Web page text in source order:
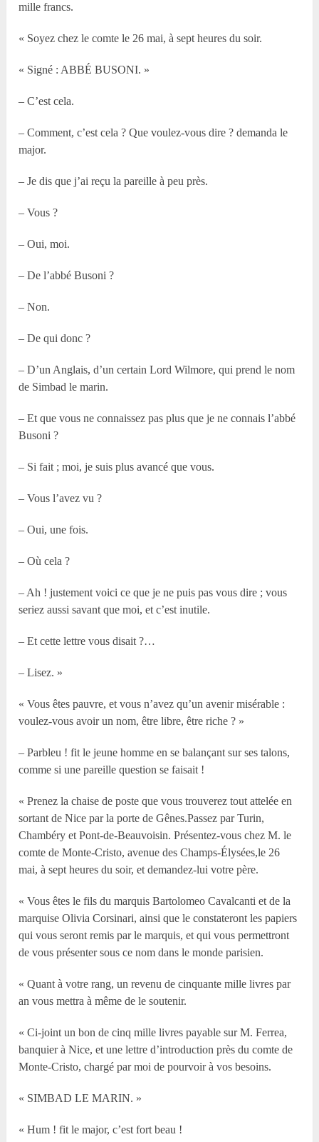
mille francs.
« Soyez chez le comte le 26 mai, à sept heures du soir.
« Signé : ABBÉ BUSONI. »
– C’est cela.
– Comment, c’est cela ? Que voulez-vous dire ? demanda le
major.
– Je dis que j’ai reçu la pareille à peu près.
– Vous ?
– Oui, moi.
– De l’abbé Busoni ?
– Non.
– De qui donc ?
– D’un Anglais, d’un certain Lord Wilmore, qui prend le nom
de Simbad le marin.
– Et que vous ne connaissez pas plus que je ne connais l’abbé
Busoni ?
– Si fait ; moi, je suis plus avancé que vous.
– Vous l’avez vu ?
– Oui, une fois.
– Où cela ?
– Ah ! justement voici ce que je ne puis pas vous dire ; vous
seriez aussi savant que moi, et c’est inutile.
– Et cette lettre vous disait ?…
– Lisez. »
« Vous êtes pauvre, et vous n’avez qu’un avenir misérable :
voulez-vous avoir un nom, être libre, être riche ? »
– Parbleu ! fit le jeune homme en se balançant sur ses talons,
comme si une pareille question se faisait !
« Prenez la chaise de poste que vous trouverez tout attelée en
sortant de Nice par la porte de Gênes.Passez par Turin,
Chambéry et Pont-de-Beauvoisin. Présentez-vous chez M. le
comte de Monte-Cristo, avenue des Champs-Élysées,le 26
mai, à sept heures du soir, et demandez-lui votre père.
« Vous êtes le fils du marquis Bartolomeo Cavalcanti et de la
marquise Olivia Corsinari, ainsi que le constateront les papiers
qui vous seront remis par le marquis, et qui vous permettront
de vous présenter sous ce nom dans le monde parisien.
« Quant à votre rang, un revenu de cinquante mille livres par
an vous mettra à même de le soutenir.
« Ci-joint un bon de cinq mille livres payable sur M. Ferrea,
banquier à Nice, et une lettre d’introduction près du comte de
Monte-Cristo, chargé par moi de pourvoir à vos besoins.
« SIMBAD LE MARIN. »
« Hum ! fit le major, c’est fort beau !